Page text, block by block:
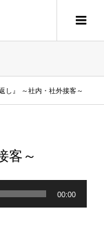
し』 ～社内・社外接客～
客～
00:00